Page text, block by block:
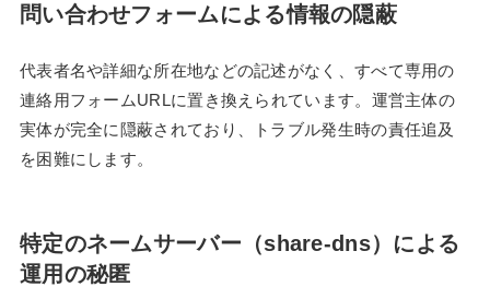
問い合わせフォームによる情報の隠蔽
代表者名や詳細な所在地などの記述がなく、すべて専用の
連絡用フォームURLに置き換えられています。運営主体の
実体が完全に隠蔽されており、トラブル発生時の責任追及
を困難にします。
特定のネームサーバー（share-dns）による
運用の秘匿